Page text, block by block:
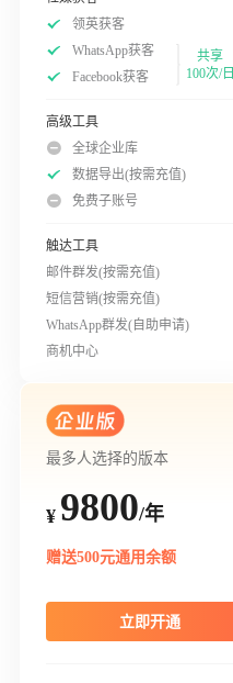
领英获客
WhatsApp获客
Facebook获客
共享
100次/日
高级工具
全球企业库
数据导出(按需充值)
免费子账号
触达工具
邮件群发(按需充值)
短信营销(按需充值)
WhatsApp群发(自助申请)
商机中心
最多人选择的版本
¥ 9800/年
赠送500元通用余额
立即开通